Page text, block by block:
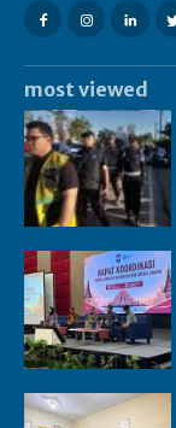
most viewed